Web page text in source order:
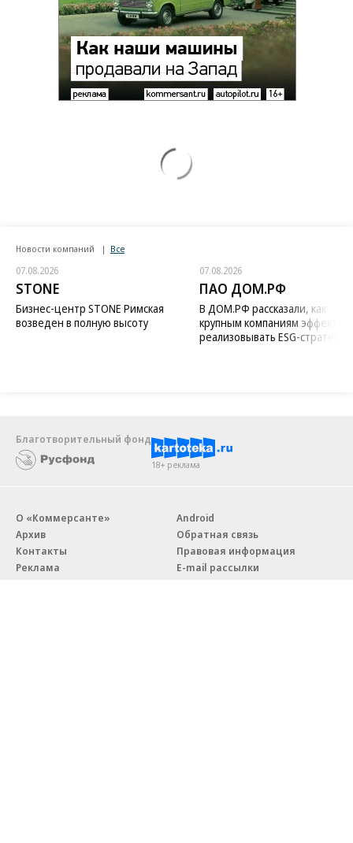
Новости компаний Все
07.08.2026
STONE
Бизнес-центр STONE Римская
возведен в полную высоту
07.08.2026
ПАО ДОМ.РФ
В ДОМ.РФ рассказали, как
крупным компаниям
реализовывать ESG-стратегию
Благотворительный фонд
18+ реклама
О «Коммерсанте»
Архив
Контакты
Реклама
Android
Обратная связь
Правовая информация
E-mail рассылки